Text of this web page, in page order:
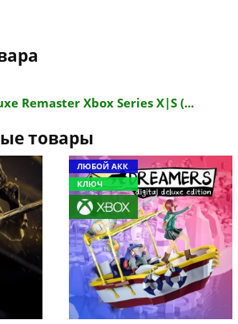
Remaster Xbox Series X|S (...
товары
ЛЮБОЙ АКК
КЛЮЧ